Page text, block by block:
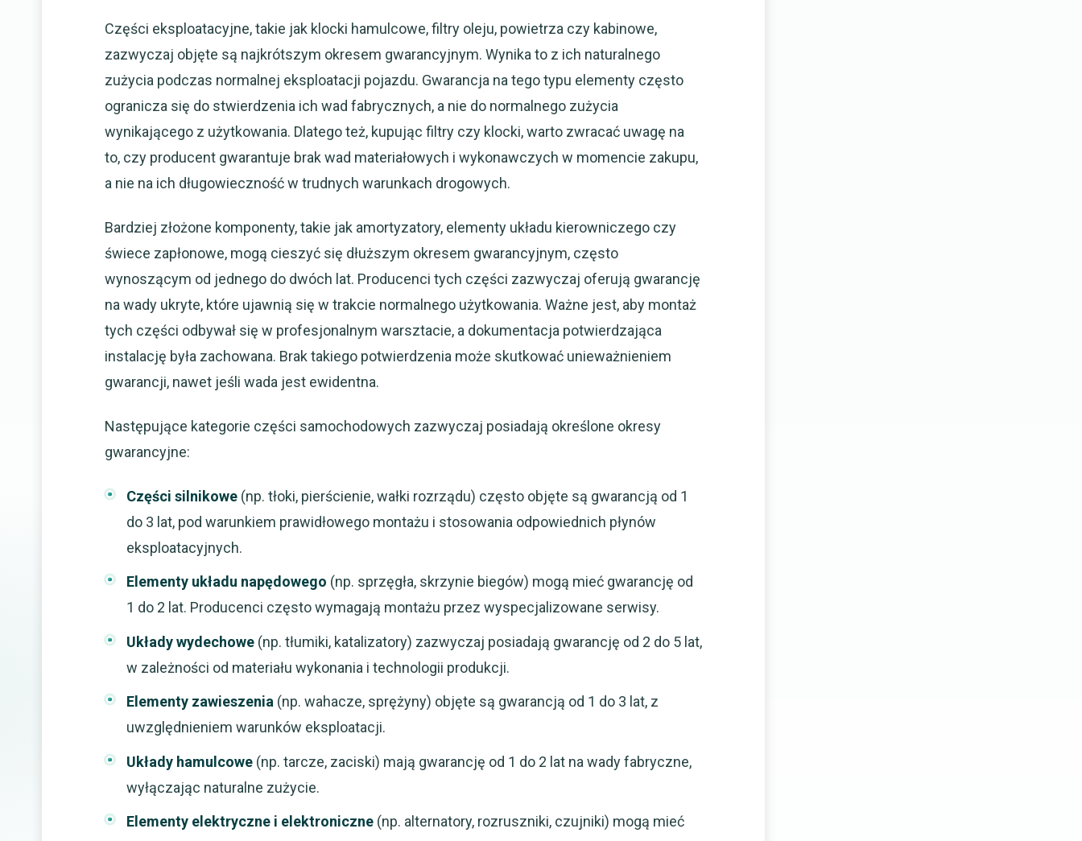
Części eksploatacyjne, takie jak klocki hamulcowe, filtry oleju, powietrza czy kabinowe,
zazwyczaj objęte są najkrótszym okresem gwarancyjnym. Wynika to z ich naturalnego
zużycia podczas normalnej eksploatacji pojazdu. Gwarancja na tego typu elementy często
ogranicza się do stwierdzenia ich wad fabrycznych, a nie do normalnego zużycia
wynikającego z użytkowania. Dlatego też, kupując filtry czy klocki, warto zwracać uwagę na
to, czy producent gwarantuje brak wad materiałowych i wykonawczych w momencie zakupu,
a nie na ich długowieczność w trudnych warunkach drogowych.
Bardziej złożone komponenty, takie jak amortyzatory, elementy układu kierowniczego czy
świece zapłonowe, mogą cieszyć się dłuższym okresem gwarancyjnym, często
wynoszącym od jednego do dwóch lat. Producenci tych części zazwyczaj oferują gwarancję
na wady ukryte, które ujawnią się w trakcie normalnego użytkowania. Ważne jest, aby montaż
tych części odbywał się w profesjonalnym warsztacie, a dokumentacja potwierdzająca
instalację była zachowana. Brak takiego potwierdzenia może skutkować unieważnieniem
gwarancji, nawet jeśli wada jest ewidentna.
Następujące kategorie części samochodowych zazwyczaj posiadają określone okresy
gwarancyjne:
Części silnikowe (np. tłoki, pierścienie, wałki rozrządu) często objęte są gwarancją od 1
do 3 lat, pod warunkiem prawidłowego montażu i stosowania odpowiednich płynów
eksploatacyjnych.
Elementy układu napędowego (np. sprzęgła, skrzynie biegów) mogą mieć gwarancję od
1 do 2 lat. Producenci często wymagają montażu przez wyspecjalizowane serwisy.
Układy wydechowe (np. tłumiki, katalizatory) zazwyczaj posiadają gwarancję od 2 do 5 lat,
w zależności od materiału wykonania i technologii produkcji.
Elementy zawieszenia (np. wahacze, sprężyny) objęte są gwarancją od 1 do 3 lat, z
uwzględnieniem warunków eksploatacji.
Układy hamulcowe (np. tarcze, zaciski) mają gwarancję od 1 do 2 lat na wady fabryczne,
wyłączając naturalne zużycie.
Elementy elektryczne i elektroniczne (np. alternatory, rozruszniki, czujniki) mogą mieć